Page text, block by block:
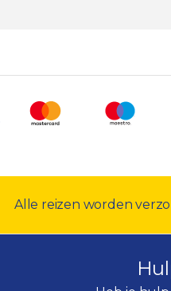
Alle reizen worden